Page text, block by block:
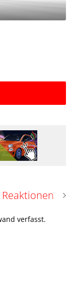
Reaktionen
verfasst.